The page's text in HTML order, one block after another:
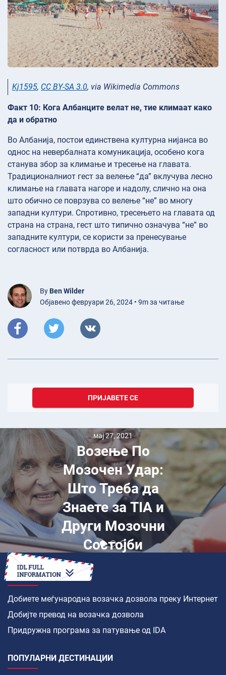
Kj1595, CC BY-SA 3.0, via Wikimedia Commons
Факт 10: Кога Албанците велат не, тие климаат како
да и обратно
Во Албанија, постои единствена културна нијанса во
однос на невербалната комуникација, особено кога
станува збор за климање и тресење на главата.
Традиционалниот гест за велење “да” вклучува лесно
климање на главата нагоре и надолу, слично на она
што обично се поврзува со велење “не” во многу
западни култури. Спротивно, тресењето на главата од
страна на страна, гест што типично означува “не” во
западните култури, се користи за пренесување
согласност или потврда во Албанија.
By Ben Wilder
Објавено февруари 26, 2024 • 9m за читање
ПРИЈАВЕТЕ СЕ
мај 27, 2021
Возење По
Мозочен Удар:
Што Треба да
Знаете за TIA и
Други Мозочни
Состојби
КАКО ДА
Добиете меѓународна возачка дозвола преку Интернет
Добијте превод на возачка дозвола
Придружна програма за патување од IDA
ПОПУЛАРНИ ДЕСТИНАЦИИ